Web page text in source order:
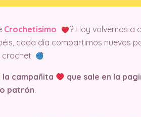
Crochetisimo
? Hoy volvemos a
cada día compartimos nuevos
crochet
la campañita que sale en la
patrón.